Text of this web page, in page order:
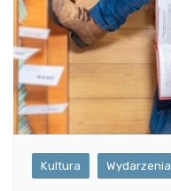
Kultura Wydarzenia